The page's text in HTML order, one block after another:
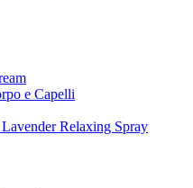
e Capelli
Relaxing Spray